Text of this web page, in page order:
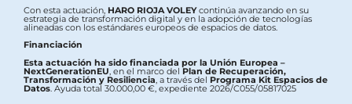
Con esta actuación, HARO RIOJA VOLEYcontinúa avanzando en su
estrategia de transformación digital y en la adopción de tecnologías
alineadas con los estándares europeos de espacios de datos.
Financiación
Esta actuación ha sido financiada por la Unión Europea –
NextGenerationEU , en el marco delPlan de Recuperación,
Transformación y Resiliencia , a través del Programa Kit Espacios de
Datos . Ayuda total 30.000,00 €, expediente 2026/C055/05817025